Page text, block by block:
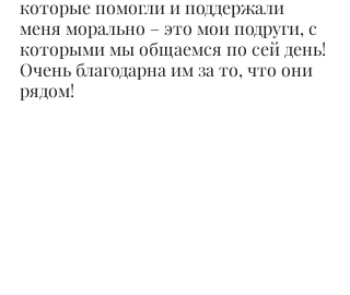
которые помогли и поддержали
меня морально – это мои подруги, с
которыми мы общаемся по сей день!
Очень благодарна им за то, что они
рядом!